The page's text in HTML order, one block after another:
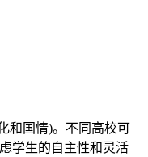
和国情)。不同高校可
学生的自主性和灵活